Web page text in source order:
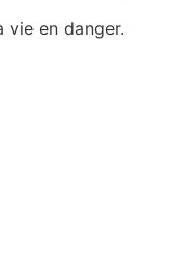
en danger.